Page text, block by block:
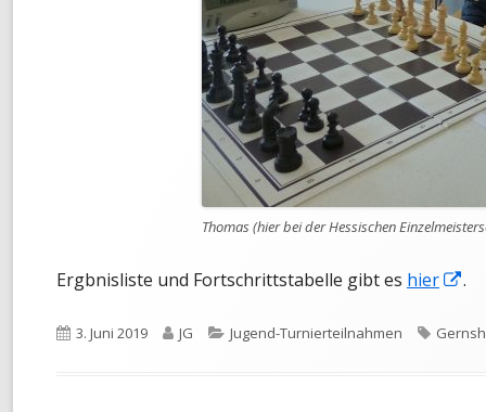
Thomas (hier bei der Hessischen
Ergbnisliste und Fortschrittstabelle gibt es hier
In.
Veröffentlicht
3. Juni 2019 Autor
JG Kategorien
Jugend-Turnierteilnahmen